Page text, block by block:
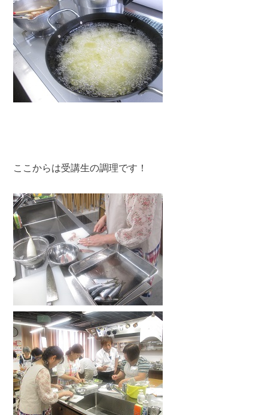
ここからは受講生の調理です！